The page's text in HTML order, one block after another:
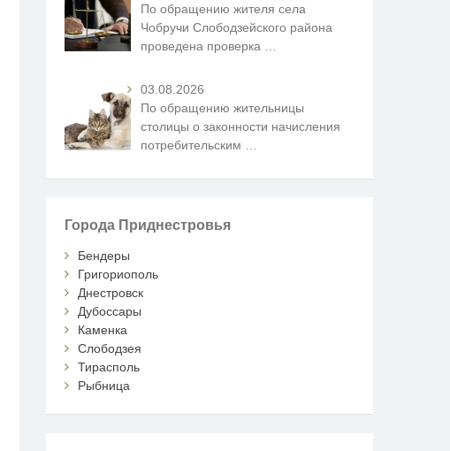
По обращению жителя села
Чобручи Слободзейского района
проведена проверка …
03.08.2026
По обращению жительницы
столицы о законности начисления
потребительским
Города Приднестровья
Бендеры
Григориополь
Днестровск
Дубоссары
Каменка
Слободзея
Тирасполь
Рыбница